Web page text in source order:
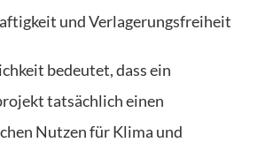
und Verlagerungsfreiheit
bedeutet, dass ein
tatsächlich einen
Nutzen für Klima und